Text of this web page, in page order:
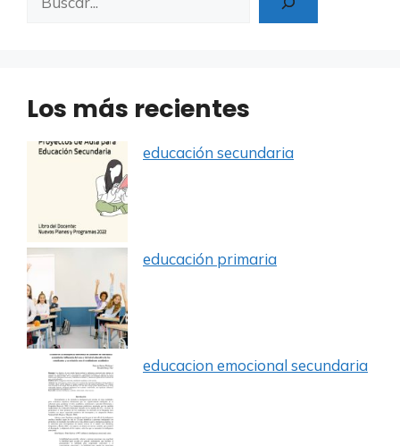
Los más recientes
educación secundaria
educación primaria
educacion emocional secundaria